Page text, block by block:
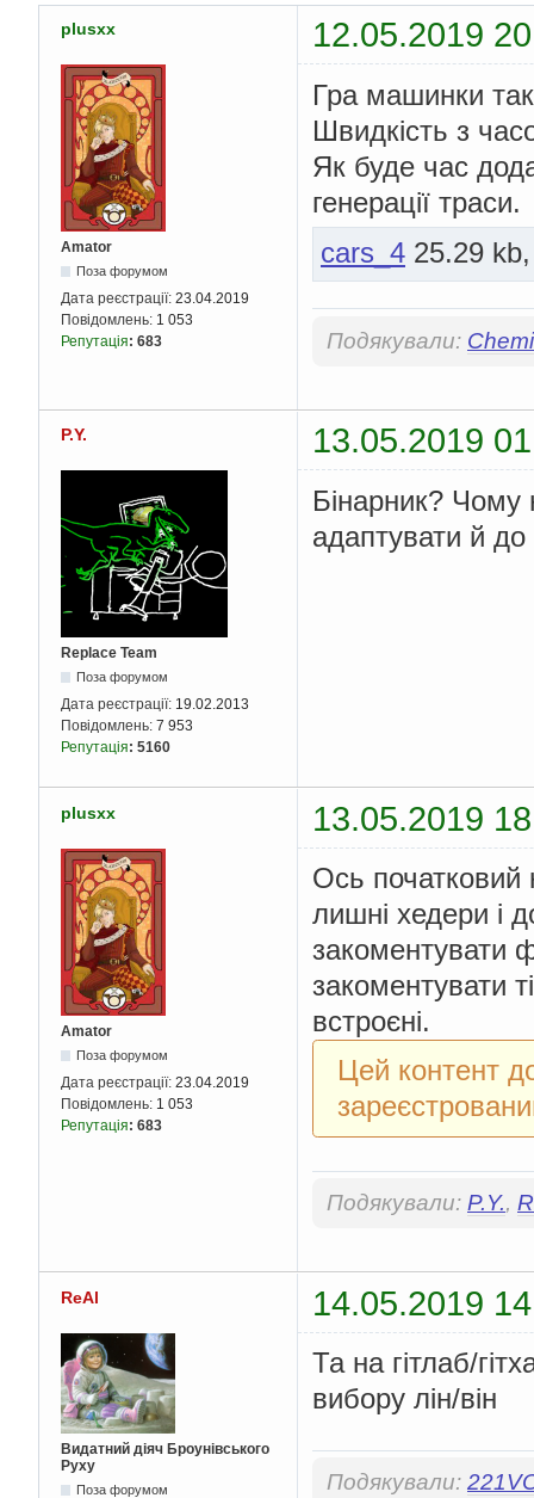
plusxx 12.05.2019
Amator
Поза форумом
Дата реєстрації: 23.04.2019
Повідомлень: 1 053
Репутація: 683
Гра машинки
Швидкість з
Як буде час
генерації траси.
cars_4 25.29
Подякували:
P.Y. 13.05.2019
Replace Team
Поза форумом
Дата реєстрації: 19.02.2013
Повідомлень: 7 953
Репутація: 5160
Бінарник? Чому
адаптувати й
plusxx 13.05.2019
Amator
Поза форумом
Дата реєстрації: 23.04.2019
Повідомлень: 1 053
Репутація: 683
Ось початковий
лишні хедери і
закоментувати
закоментувати
встроєні.
Цей контент
Подякували: P.Y.,
ReAl 14.05.2019
Видатний діяч Броунівського
Руху
Поза форумом
Та на гітлаб/
вибору лін/він
Подякували: